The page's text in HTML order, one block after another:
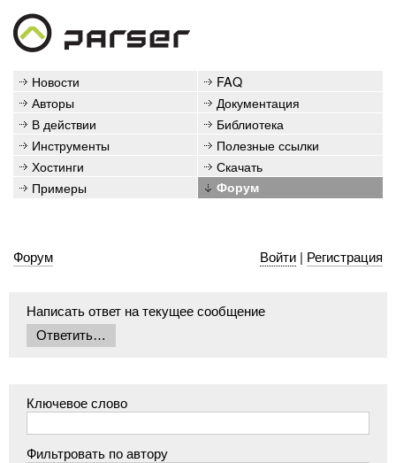
Новости
FAQ
Авторы
Документация
В действии
Библиотека
Инструменты
Полезные ссылки
Хостинги
Скачать
Примеры
Форум
Форум Войти| Регистрация
Написать ответ на текущее сообщение
Ключевое слово
Фильтровать по автору